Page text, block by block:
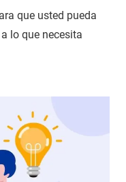
que usted pueda
lo que necesita